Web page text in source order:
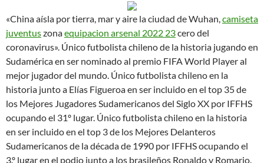
«China aísla por tierra, mar y aire la ciudad de Wuhan,camiseta
juventuszonaequipacion arsenal 2022 23cero del
coronavirus». Único futbolista chileno de la historia jugando en
Sudamérica en ser nominado al premio FIFA World Player al
mejor jugador del mundo. Único futbolista chileno en la
historia junto a Elías Figueroa en ser incluido en el top 35 de
los Mejores Jugadores Sudamericanos del Siglo XX por IFFHS
ocupando el 31º lugar. Único futbolista chileno en la historia
en ser incluido en el top 3 de los Mejores Delanteros
Sudamericanos de la década de 1990 por IFFHS ocupando el
3.º lugar en el podio junto a los brasileños Ronaldo y Romario.